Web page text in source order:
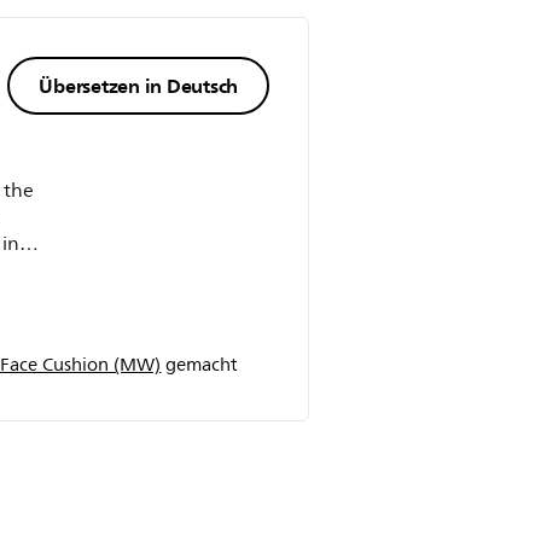
Übersetzen in Deutsch
the
Cushion (MW)gemacht